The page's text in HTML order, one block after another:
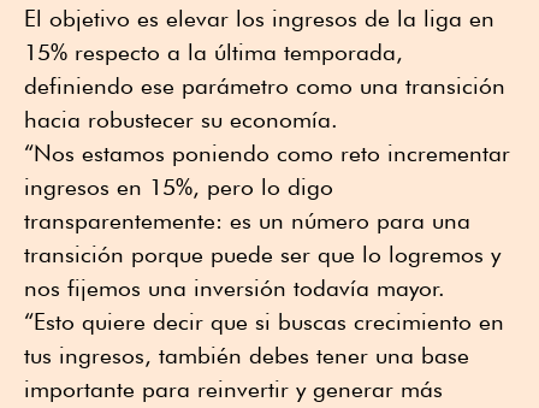
El objetivo es elevar los ingresos de la liga en
15% respecto a la última temporada,
definiendo ese parámetro como una transición
hacia robustecer su economía.
“Nos estamos poniendo como reto incrementar
ingresos en 15%, pero lo digo
transparentemente: es un número para una
transición porque puede ser que lo logremos y
nos fijemos una inversión todavía mayor.
“Esto quiere decir que si buscas crecimiento en
tus ingresos, también debes tener una base
importante para reinvertir y generar más